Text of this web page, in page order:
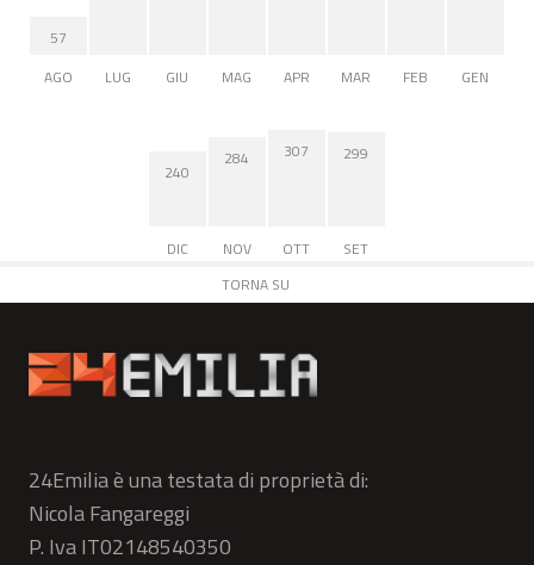
57
AGO
LUG GIU MAG APR MAR FEB GEN
240
DIC
284
NOV
307
OTT
299
SET
TORNA SU
24Emilia è una testata di proprietà di:
Nicola Fangareggi
P. Iva IT02148540350